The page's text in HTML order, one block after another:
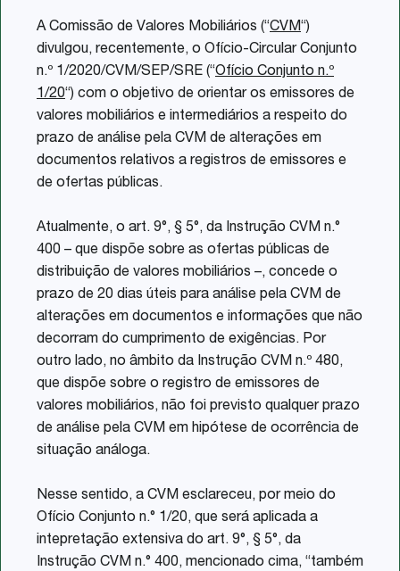
A Comissão de Valores Mobiliários (“CVM“)
divulgou, recentemente, o Ofício-Circular Conjunto
n.º 1/2020/CVM/SEP/SRE (“Ofício Conjunto n.º
1/20“) com o objetivo de orientar os emissores de
valores mobiliários e intermediários a respeito do
prazo de análise pela CVM de alterações em
documentos relativos a registros de emissores e
de ofertas públicas.
Atualmente, o art. 9°, § 5°, da Instrução CVM n.°
400 – que dispõe sobre as ofertas públicas de
distribuição de valores mobiliários –, concede o
prazo de 20 dias úteis para análise pela CVM de
alterações em documentos e informações que não
decorram do cumprimento de exigências. Por
outro lado, no âmbito da Instrução CVM n.º 480,
que dispõe sobre o registro de emissores de
valores mobiliários, não foi previsto qualquer prazo
de análise pela CVM em hipótese de ocorrência de
situação análoga.
Nesse sentido, a CVM esclareceu, por meio do
Ofício Conjunto n.° 1/20, que será aplicada a
intepretação extensiva do art. 9°, § 5°, da
Instrução CVM n.° 400, mencionado cima, “também